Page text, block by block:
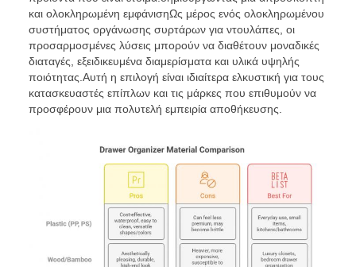
και ολοκληρωμένη εμφάνισηΩς μέρος ενός ολοκληρωμένου
συστήματος οργάνωσης συρτάρων για ντουλάπες, οι
προσαρμοσμένες λύσεις μπορούν να διαθέτουν μοναδικές
διαταγές, εξειδικευμένα διαμερίσματα και υλικά υψηλής
ποιότητας.Αυτή η επιλογή είναι ιδιαίτερα ελκυστική για τους
κατασκευαστές επίπλων και τις μάρκες που επιθυμούν να
προσφέρουν μια πολυτελή εμπειρία αποθήκευσης.